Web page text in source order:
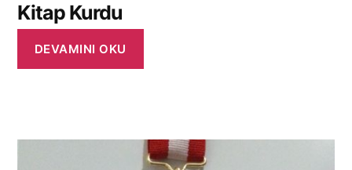
Kitap Kurdu
DEVAMINI OKU